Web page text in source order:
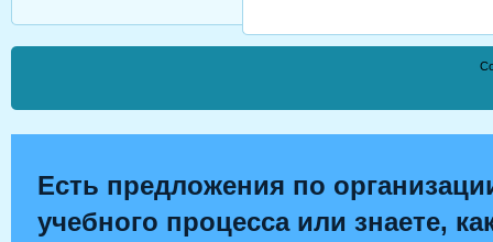
Есть предложения по
учебного процесса или знаете,